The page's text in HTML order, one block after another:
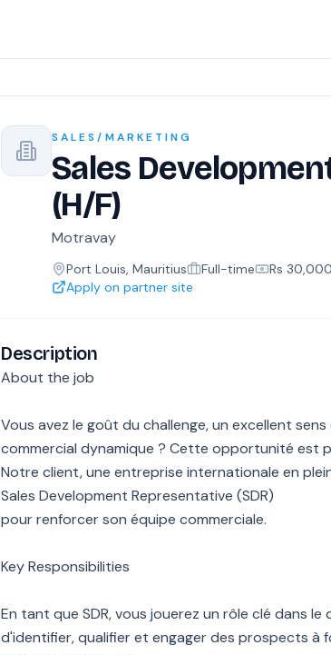
SALES/MARKETING
Sales
(H/F)
Motravay
Port Louis, Mauritius Full-time Rs 30,000
Apply on partner site
Description
About the job
Vous avez le goût du challenge, un excellent
commercial dynamique ? Cette opportunité est
Notre client, une entreprise internationale en
Sales Development Representative (SDR)
pour renforcer son équipe commerciale.
Key Responsibilities
En tant que SDR, vous jouerez un rôle clé dans
d'identifier, qualifier et engager des prospects à